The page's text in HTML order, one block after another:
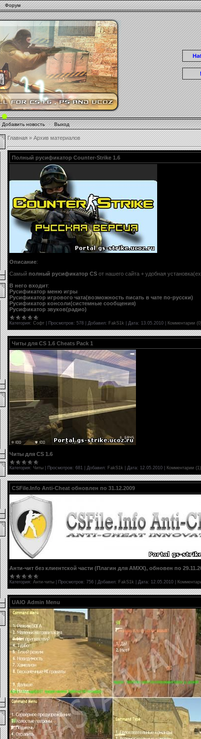
Форум
Добавить новость · Выход
Главная»Архив материалов
Полный русификатор Counter-Strike 1.6
Описание:
Самый полный русификатор CS от нашего сайта + удобная
В него входит:
Русификатор меню игры
Русификатор игрового чата(возможность писать в чате по-русски)
Русификатор консоли(системные сообщения)
Русификатор звуков(радио)
Категория: Софт Просмотров: 578 Добавил: FakS1k Дата: 13.05.2010 Комментарии
Читы для CS 1.6 Cheats Pack 1
Читы для CS 1.6
Категория: Читы Просмотров: 681 Добавил: FakS1k Дата: 12.05.2010 Комментарии (1)
CSFile.Info Anti-Cheat обновлен по 31.12.2009
Анти-чит без клиентской части (Плагин для AMXX), обновен по
Категория: Анти-читы Просмотров: 756 Добавил: FakS1k Дата: 12.05.2010
UAIO Admin Menu